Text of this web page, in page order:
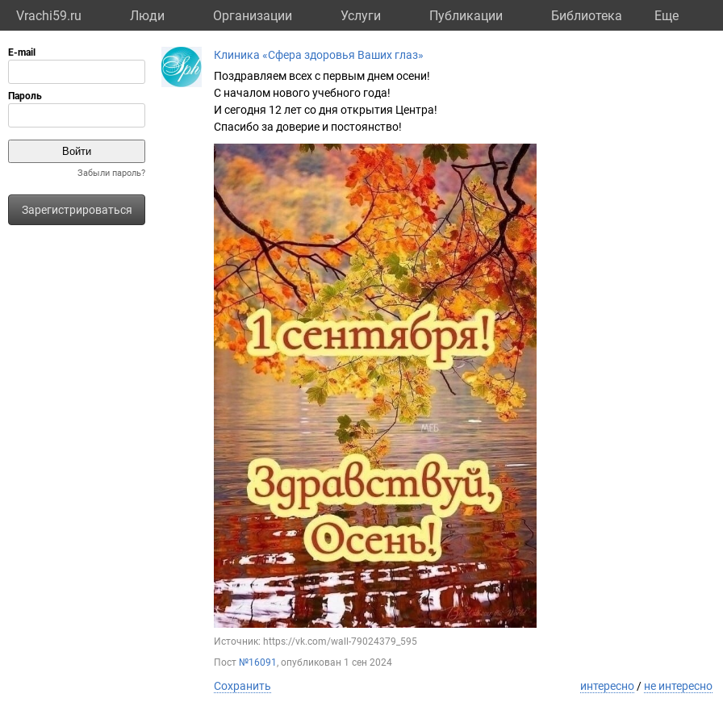
Vrachi59.ru Люди Организации Услуги Публикации Библиотека Eще
Забыли пароль?
Зарегистрироваться
Клиника «Сфера здоровья Ваших глаз»
Поздравляем всех с первым днем осени!
С началом нового учебного года!
И сегодня 12 лет со дня открытия Центра!
Спасибо за доверие и постоянство!
Источник: https://vk.com/wall-79024379_595
Пост №16091 , опубликован 1 сен 2024
Сохранить интересно / не интересно